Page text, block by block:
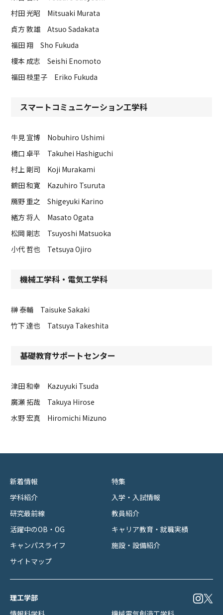
村田 光昭 Mitsuaki Murata
貞方 敦雄 Atsuo Sadakata
福田 翔 Sho Fukuda
榎本 成志 Seishi Enomoto
福田 枝里子 Eriko Fukuda
スマートコミュニケーション工学科
牛見 宣博 Nobuhiro Ushimi
橋口 卓平 Takuhei Hashiguchi
村上 剛司 Koji Murakami
鶴田 和寛 Kazuhiro Tsuruta
鴈野 重之 Shigeyuki Karino
緒方 将人 Masato Ogata
松岡 剛志 Tsuyoshi Matsuoka
小代 哲也 Tetsuya Ojiro
機械工学科・電気工学科
榊 泰輔 Taisuke Sakaki
竹下 達也 Tatsuya Takeshita
基礎教育サポートセンター
津田 和幸 Kazuyuki Tsuda
廣瀬 拓哉 Takuya Hirose
水野 宏真 Hiromichi Mizuno
新着情報
特集
学科紹介
入学・入試情報
研究最前線
教員紹介
活躍中のOB・OG
キャリア教育・就職実績
キャンパスライフ
施設・設備紹介
サイトマップ
理工学部